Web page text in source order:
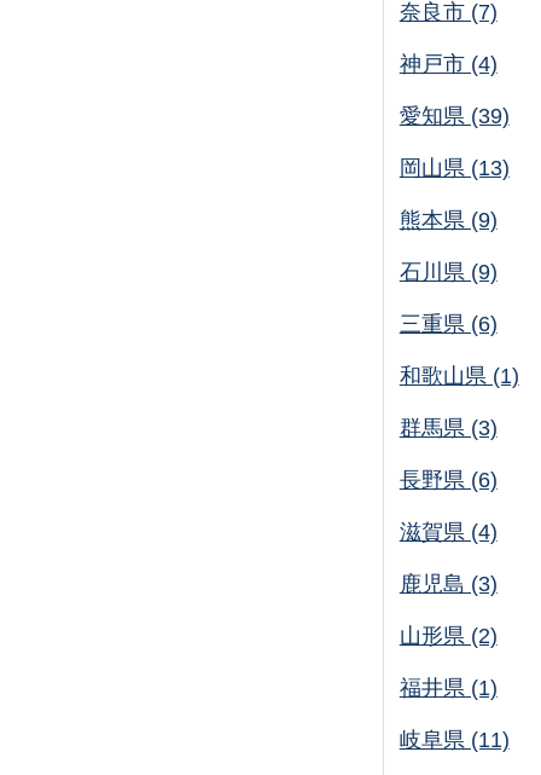
奈良市 (7)
神戸市 (4)
愛知県 (39)
岡山県 (13)
熊本県 (9)
石川県 (9)
三重県 (6)
和歌山県 (1)
群馬県 (3)
長野県 (6)
滋賀県 (4)
鹿児島 (3)
山形県 (2)
福井県 (1)
岐阜県 (11)